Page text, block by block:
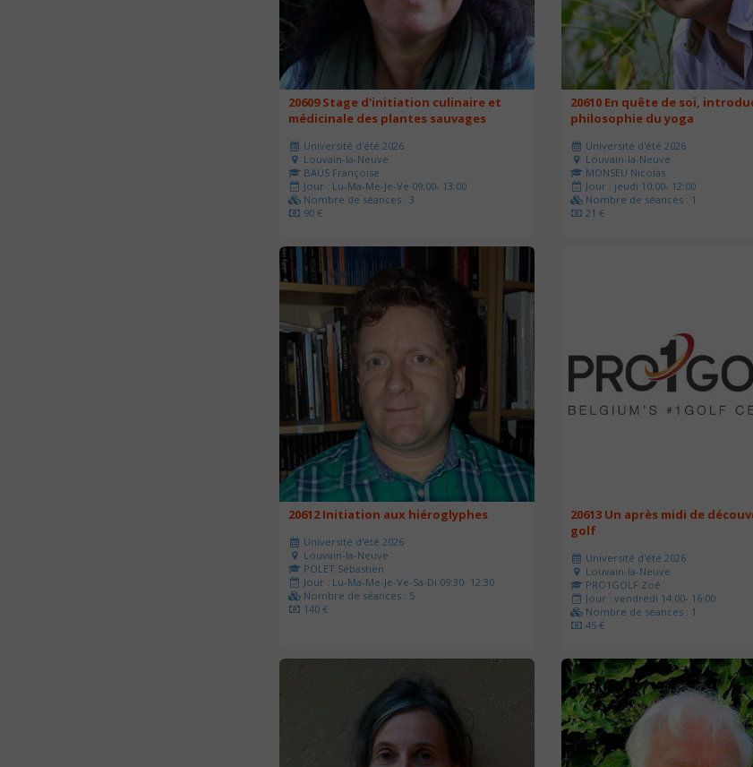
20609 Stage d'initiation culinaire et
médicinale des plantes sauvages
Université d'été 2026
Louvain-la-Neuve
BAUS Françoise
Jour : Lu-Ma-Me-Je-Ve 09:00- 13:00
Nombre de séances : 3
90 €
20610 En quête de soi,
philosophie du yoga
Université d'été 2026
Louvain-la-Neuve
MONSEU Nicolas
Jour : jeudi 10:00- 12:00
Nombre de séances : 1
21 €
20612 Initiation aux hiéroglyphes
Université d'été 2026
Louvain-la-Neuve
POLET Sébastien
Jour : Lu-Ma-Me-Je-Ve-Sa-Di 09:30- 12:30
Nombre de séances : 5
140 €
20613 Un après midi de
golf
Université d'été 2026
Louvain-la-Neuve
PRO1GOLF Zoé
Jour : vendredi 14:00- 16:00
Nombre de séances : 1
45 €